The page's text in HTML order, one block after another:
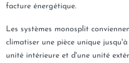
facture énergétique.
Les systèmes monosplit
climatiser une pièce unique jusqu'à
unité intérieure et d'une unité